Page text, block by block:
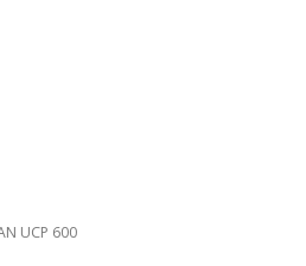
UCP 600